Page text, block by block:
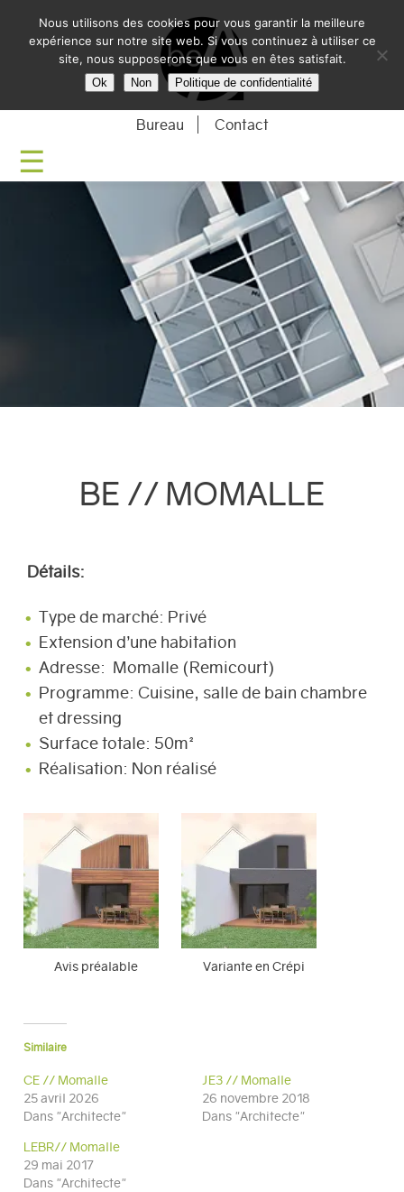
BE-
Bureau Contact
BE // MOMALLE
Détails:
Type de marché: Privé
Extension d’une habitation
Adresse: Momalle (Remicourt)
Programme: Cuisine, salle de bain chambre
et dressing
Surface totale: 50m²
Réalisation: Non réalisé
Avis préalable Variante en Crépi
Similaire
CE // Momalle
25 avril 2026
Dans "Architecte"
JE3 // Momalle
26 novembre 2018
Dans "Architecte"
LEBR// Momalle
29 mai 2017
Dans "Architecte"
Nous utilisons des cookies pour vous garantir la meilleure
expérience sur notre site web. Si vous continuez à utiliser ce
site, nous supposerons que vous en êtes satisfait.
Ok Non Politique de confidentialité